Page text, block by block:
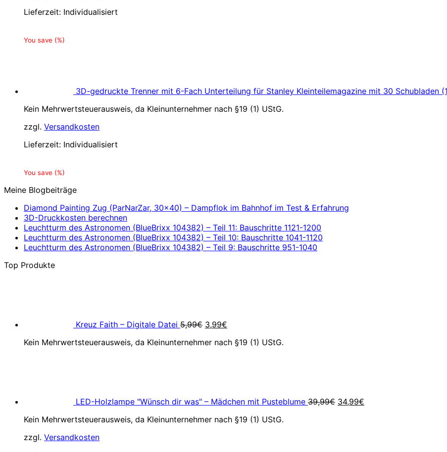
Lieferzeit: Individualisiert
You save (%)
3D-gedruckte Trenner mit 6-Fach Unterteilung für Stanley Kleinteilemagazine mit 30 Schubladen
Kein Mehrwertsteuerausweis, da Kleinunternehmer nach §19 (1) UStG.
zzgl. Versandkosten
Lieferzeit: Individualisiert
You save (%)
Meine Blogbeiträge
Diamond Painting Zug (ParNarZar, 30×40) – Dampflok im Bahnhof im Test & Erfahrung
3D-Druckkosten berechnen
Leuchtturm des Astronomen (BlueBrixx 104382) – Teil 11: Bauschritte 1121-1200
Leuchtturm des Astronomen (BlueBrixx 104382) – Teil 10: Bauschritte 1041-1120
Leuchtturm des Astronomen (BlueBrixx 104382) – Teil 9: Bauschritte 951-1040
Top Produkte
Kreuz Faith – Digitale Datei 5,99€ 3,99€
Kein Mehrwertsteuerausweis, da Kleinunternehmer nach §19 (1) UStG.
LED-Holzlampe "Wünsch dir was" – Mädchen mit Pusteblume 39,99€ 34,99€
Kein Mehrwertsteuerausweis, da Kleinunternehmer nach §19 (1) UStG.
zzgl. Versandkosten